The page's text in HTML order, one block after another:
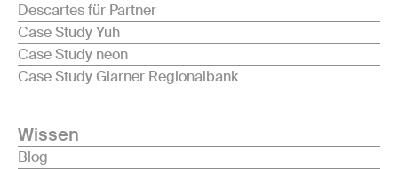
Descartes für Partner
Case Study Yuh
Case Study neon
Case Study Glarner Regionalbank
Wissen
Blog